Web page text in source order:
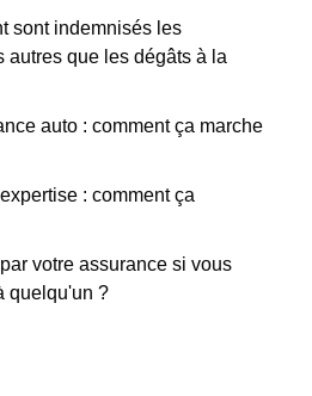
sont indemnisés les
autres que les dégâts à la
auto : comment ça marche
: comment ça
votre assurance si vous
quelqu'un ?